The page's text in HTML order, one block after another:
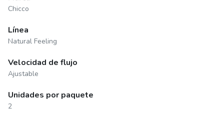
Chicco
Línea
Natural Feeling
Velocidad de flujo
Ajustable
Unidades por paquete
2